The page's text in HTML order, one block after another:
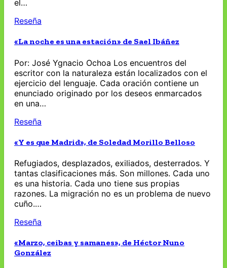
el…
Reseña
«La noche es una estación» de Sael Ibáñez
Por: José Ygnacio Ochoa Los encuentros del
escritor con la naturaleza están localizados con el
ejercicio del lenguaje. Cada oración contiene un
enunciado originado por los deseos enmarcados
en una…
Reseña
«Y es que Madrid», de Soledad Morillo Belloso
Refugiados, desplazados, exiliados, desterrados. Y
tantas clasificaciones más. Son millones. Cada uno
es una historia. Cada uno tiene sus propias
razones. La migración no es un problema de nuevo
cuño.…
Reseña
«Marzo, ceibas y samanes», de Héctor Nuno
González